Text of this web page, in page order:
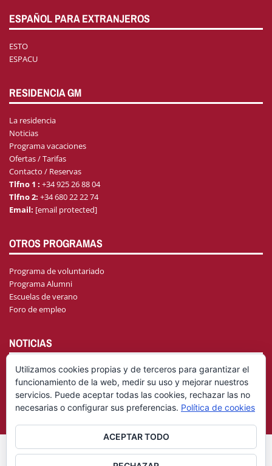
ESPAÑOL PARA EXTRANJEROS
ESTO
ESPACU
RESIDENCIA GM
La residencia
Noticias
Programa vacaciones
Ofertas / Tarifas
Contacto / Reservas
Tlfno 1 : +34 925 26 88 04
Tlfno 2: +34 680 22 22 74
Email: [email protected]
OTROS PROGRAMAS
Programa de voluntariado
Programa Alumni
Escuelas de verano
Foro de empleo
NOTICIAS
AGENDA
© Fundación General Universidad de Castilla-La Mancha
Utilizamos cookies propias y de terceros para garantizar el
funcionamiento de la web, medir su uso y mejorar nuestros
servicios. Puede aceptar todas las cookies, rechazar las no
necesarias o configurar sus preferencias. Política de cookies
ACEPTAR TODO